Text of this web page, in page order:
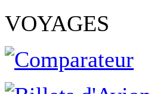
VOYAGES